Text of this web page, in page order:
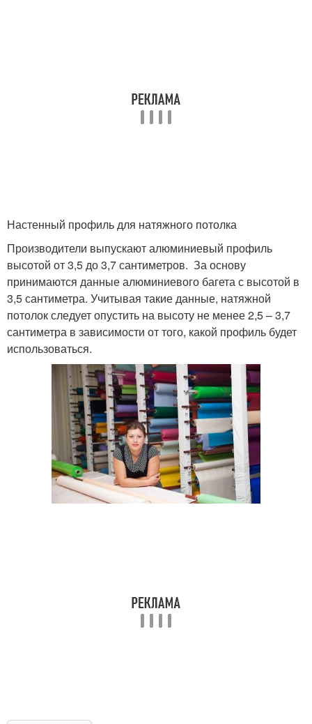
Потолок при ремонте
Потолок со
светильниками
Настенный профиль для натяжного потолка
Производители выпускают алюминиевый профиль
высотой от 3,5 до 3,7 сантиметров. За основу
принимаются данные алюминиевого багета с высотой в
3,5 сантиметра. Учитывая такие данные, натяжной
потолок следует опустить на высоту не менее 2,5 – 3,7
сантиметра в зависимости от того, какой профиль будет
использоваться.